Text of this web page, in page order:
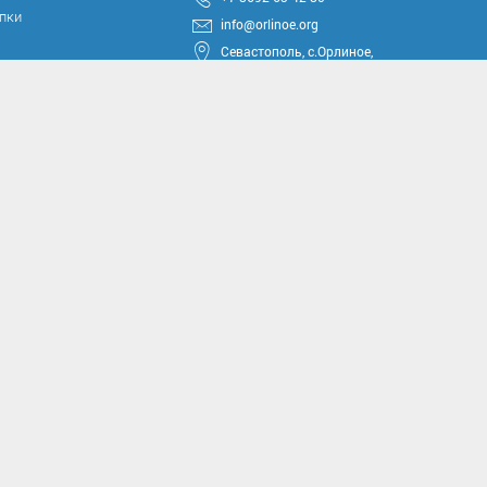
info@orlinoe.org
Севастополь, с.Орлиное,